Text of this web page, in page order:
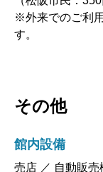
※外来でのご利
す。
その他
館内設備
売店 ／ 自動販